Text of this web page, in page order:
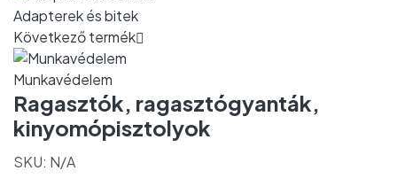
Adapterek és bitek
Következő termék
Munkavédelem
Ragasztók, ragasztógyanták,
kinyomópisztolyok
SKU: N/A